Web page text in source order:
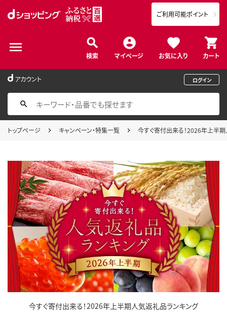
検索 マイページ お気に入り カート
ご利用可能ポイント
アカウント ログイン
トップページ キャンペーン・特集一覧 今すぐ寄付出来る！2026年上半
今すぐ寄付出来る！2026年上半期人気返礼品ランキング